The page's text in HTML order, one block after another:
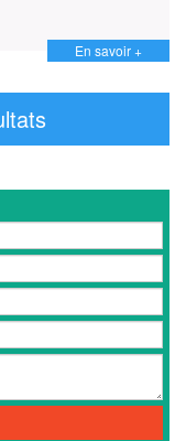
En savoir +